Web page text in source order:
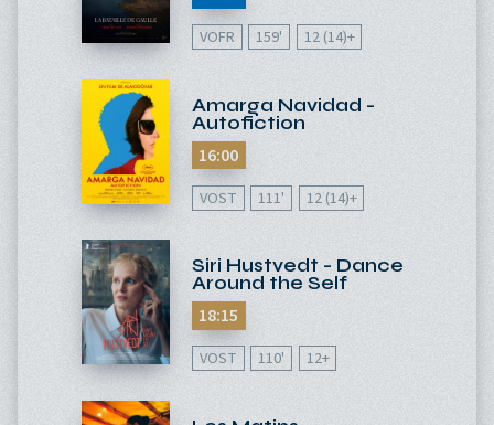
VOFR 159' 12 (14)+
Amarga Navidad -
Autofiction
VOST 111' 12 (14)+
16:00
Siri Hustvedt - Dance
Around the Self
VOST 110' 12+
18:15